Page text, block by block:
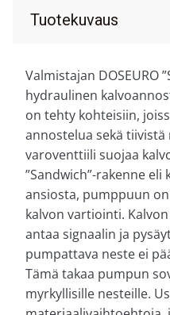
Tuotekuvaus
Valmistajan DOSEURO
hydraulinen
on tehty kohteisiin,
annostelua sekä
varoventtiili suojaa
”Sandwich”-rakenne
ansiosta, pumppuun
kalvon vartiointi.
antaa signaalin ja
pumpattava neste ei
Tämä takaa pumpun
myrkyllisille nesteille.